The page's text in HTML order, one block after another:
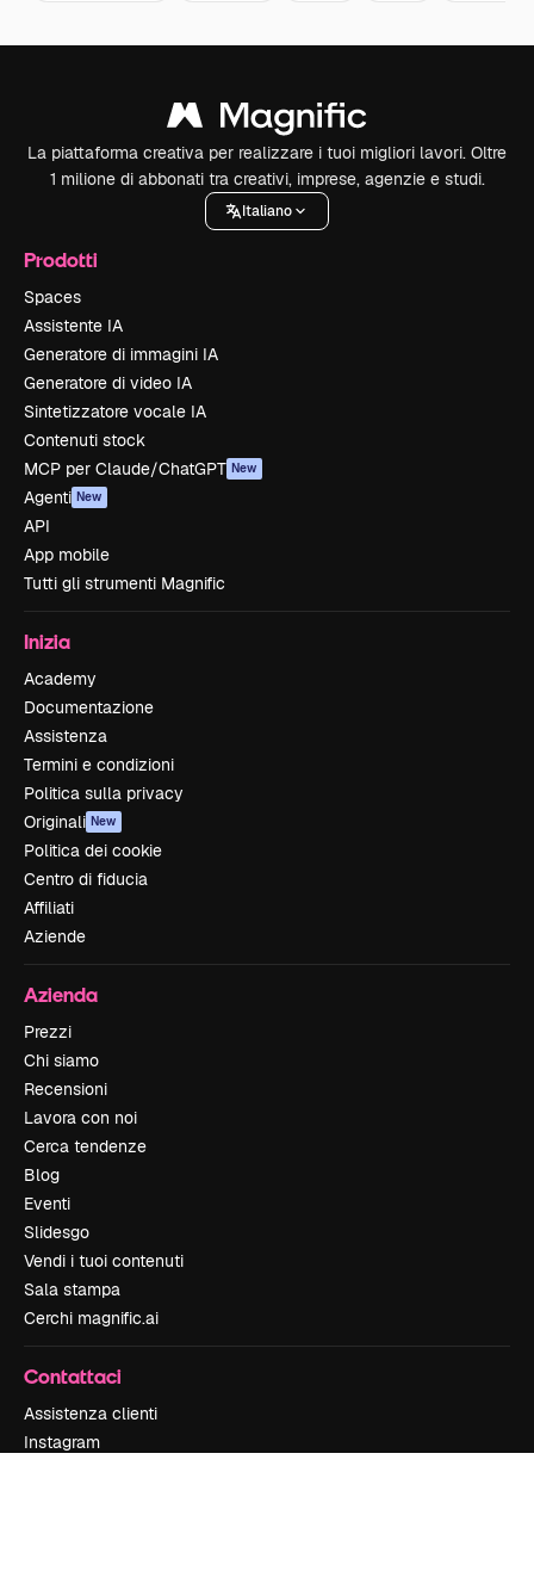
La piattaforma creativa per realizzare i tuoi migliori lavori. Oltre
1 milione di abbonati tra creativi, imprese, agenzie e studi.
Italiano
Prodotti
Spaces
Assistente IA
Generatore di immagini IA
Generatore di video IA
Sintetizzatore vocale IA
Contenuti stock
MCP per Claude/ChatGPT New
Agenti New
API
App mobile
Tutti gli strumenti Magnific
Inizia
Academy
Documentazione
Assistenza
Termini e condizioni
Politica sulla privacy
Originali New
Politica dei cookie
Centro di fiducia
Affiliati
Aziende
Azienda
Prezzi
Chi siamo
Recensioni
Lavora con noi
Cerca tendenze
Blog
Eventi
Slidesgo
Vendi i tuoi contenuti
Sala stampa
Cerchi magnific.ai
Contattaci
Assistenza clienti
Instagram